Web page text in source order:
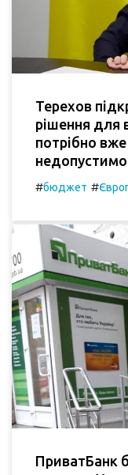
Терехов
рішення для
потрібно
#бюджет #
ПриватБанк